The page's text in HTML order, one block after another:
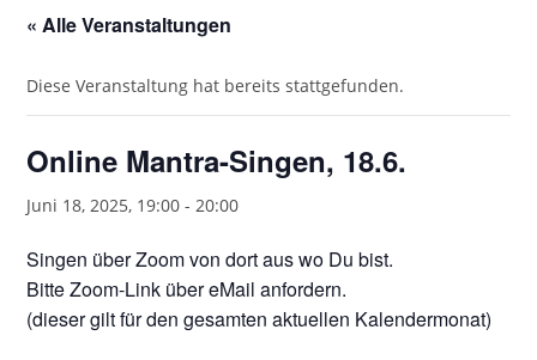
« Alle Veranstaltungen
Diese Veranstaltung hat bereits stattgefunden.
Online Mantra-Singen, 18.6.
Juni 18, 2025, 19:00 -20:00
Singen über Zoom von dort aus wo Du bist.
Bitte Zoom-Link über eMail anfordern.
(dieser gilt für den gesamten aktuellen Kalendermonat)